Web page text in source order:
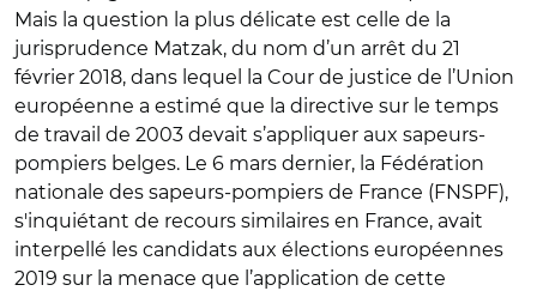
Mais la question la plus délicate est celle de la
jurisprudence Matzak, du nom d’un arrêt du 21
février 2018, dans lequel la Cour de justice de l’Union
européenne a estimé que la directive sur le temps
de travail de 2003 devait s’appliquer aux sapeurs-
pompiers belges. Le 6 mars dernier, la Fédération
nationale des sapeurs-pompiers de France (FNSPF),
s'inquiétant de recours similaires en France, avait
interpellé les candidats aux élections européennes
2019 sur la menace que l’application de cette